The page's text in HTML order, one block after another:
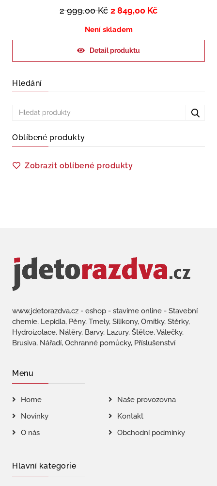
2 999,00Kč 2 849,00 Kč
Není skladem
Detail produktu
Hledání
Oblíbené produkty
Zobrazit oblíbené produkty
www.jdetorazdva.cz - eshop - stavíme online - Stavební
chemie, Lepidla, Pěny, Tmely, Silikony, Omítky, Stěrky,
Hydroizolace, Nátěry, Barvy, Lazury, Štětce, Válečky,
Brusiva, Nářadí, Ochranné pomůcky, Příslušenství
Menu
Home
Naše provozovna
Novinky
Kontakt
O nás
Obchodní podmínky
Hlavní kategorie